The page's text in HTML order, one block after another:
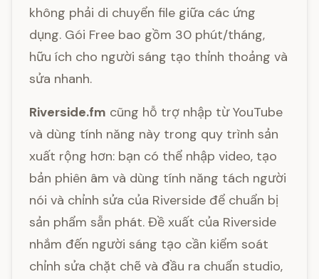
không phải di chuyển file giữa các ứng
dụng. Gói Free bao gồm 30 phút/tháng,
hữu ích cho người sáng tạo thỉnh thoảng và
sửa nhanh.
Riverside.fm cũng hỗ trợ nhập từ YouTube
và dùng tính năng này trong quy trình sản
xuất rộng hơn: bạn có thể nhập video, tạo
bản phiên âm và dùng tính năng tách người
nói và chỉnh sửa của Riverside để chuẩn bị
sản phẩm sẵn phát. Đề xuất của Riverside
nhắm đến người sáng tạo cần kiểm soát
chỉnh sửa chặt chẽ và đầu ra chuẩn studio,